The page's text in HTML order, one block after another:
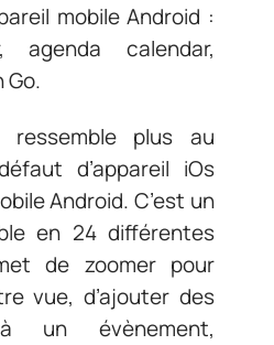
mobile Android :
agenda calendar,
Go.
ressemble plus au
d’appareil iOs
Android. C’est un
en 24 différentes
de zoomer pour
vue, d’ajouter des
un évènement,